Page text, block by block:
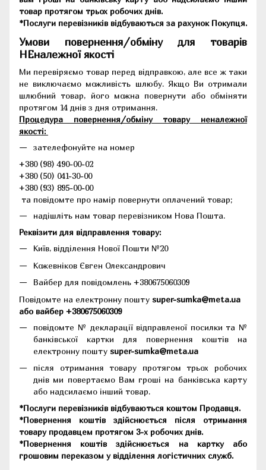
товар протягом трьох робочих днів.
*Послуги перевізників відбуваються за рахунок Покупця.
Умови повернення/обміну для товарів
НЕналежної якості
Ми перевіряємо товар перед відправкою, але все ж таки
не виключаємо можливість шлюбу. Якщо Ви отримали
шлюбний товар, його можна повернути або обміняти
протягом 14 днів з дня отримання.
Процедура повернення/обміну товару неналежної
якості:
зателефонуйте на номер
+380 (98) 490-00-02
+380 (50) 041-30-00
+380 (93) 895-00-00
та повідомте про намір повернути оплачений товар;
надішліть нам товар перевізником Нова Пошта.
Реквізити для відправлення товару:
Київ, відділення Нової Пошти №20
Кожевніков Євген Олександрович
Вайбер для повідомлень +380675060309
Повідомте на електронну пошту super-sumka@meta.ua
або вайбер +380675060309
повідомте № декларації відправленої посилки та №
банківської картки для повернення коштів на
електронну пошту super-sumka@meta.ua
після отримання товару протягом трьох робочих
днів ми повертаємо Вам гроші на банківська карту
або надсилаємо інший товар.
*Послуги перевізників відбуваються коштом Продавця.
*Повернення коштів здійснюється після отримання
товару продавцем протягом 3-х робочих днів.
*Повернення коштів здійснюється на картку або
грошовим переказом у відділення логістичних служб.